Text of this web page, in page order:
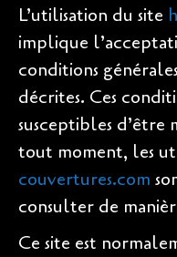
L’utilisation du site
implique
conditions
décrites. Ces
susceptibles d’être
tout moment, les
couvertures.com
consulter de
Ce site est